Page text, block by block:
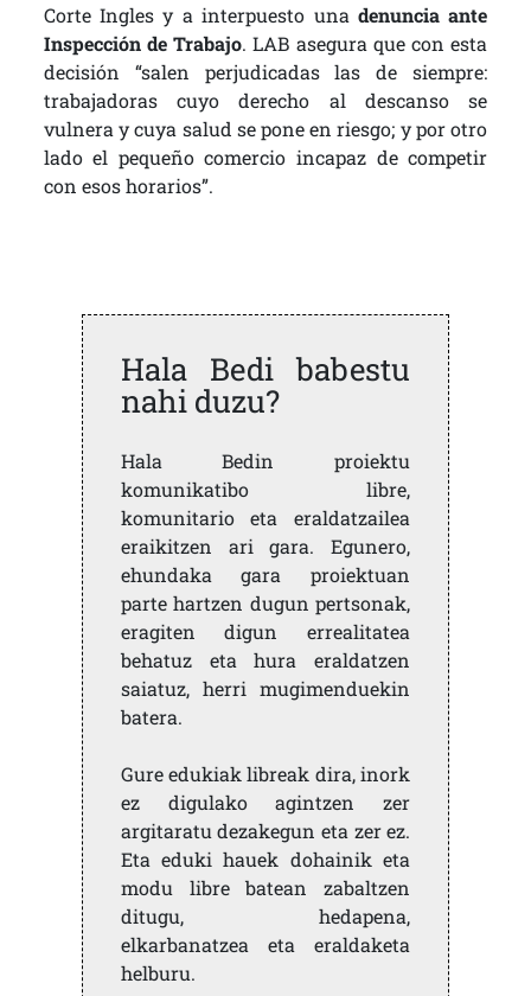
Corte Ingles y a interpuesto una denuncia ante
Inspección de Trabajo. LAB asegura que con esta
decisión “salen perjudicadas las de siempre:
trabajadoras cuyo derecho al descanso se
vulnera y cuya salud se pone en riesgo; y por otro
lado el pequeño comercio incapaz de competir
con esos horarios”.
Hala Bedi babestu
nahi duzu?
Hala Bedin proiektu
komunikatibo libre,
komunitario eta eraldatzailea
eraikitzen ari gara. Egunero,
ehundaka gara proiektuan
parte hartzen dugun pertsonak,
eragiten digun errealitatea
behatuz eta hura eraldatzen
saiatuz, herri mugimenduekin
batera.
Gure edukiak libreak dira, inork
ez digulako agintzen zer
argitaratu dezakegun eta zer ez.
Eta eduki hauek dohainik eta
modu libre batean zabaltzen
ditugu, hedapena,
elkarbanatzea eta eraldaketa
helburu.